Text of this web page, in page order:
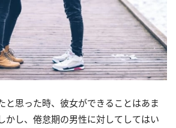
と思った時、彼女ができることはあま
かし、倦怠期の男性に対してしてはい